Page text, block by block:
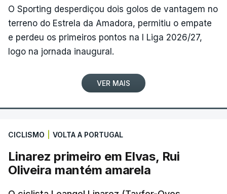
O Sporting desperdiçou dois golos de vantagem no
terreno do Estrela da Amadora, permitiu o empate
e perdeu os primeiros pontos na I Liga 2026/27,
logo na jornada inaugural.
VER MAIS
CICLISMO VOLTA A PORTUGAL
Linarez primeiro em Elvas, Rui
Oliveira mantém amarela